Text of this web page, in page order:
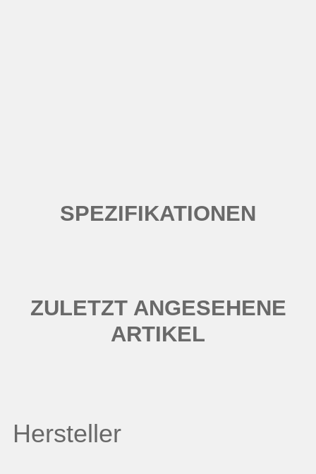
SPEZIFIKATIONEN
ZULETZT ANGESEHENE
ARTIKEL
Hersteller